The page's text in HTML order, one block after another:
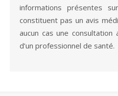
informations présentes
constituent pas un avis
aucun cas une consultation
d’un professionnel de santé.